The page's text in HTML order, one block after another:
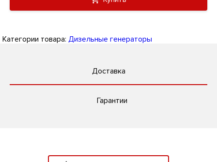
Категории товара: Дизельные генераторы
Доставка
Гарантии